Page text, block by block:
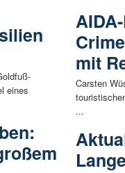
eines
mit
Carsten
...